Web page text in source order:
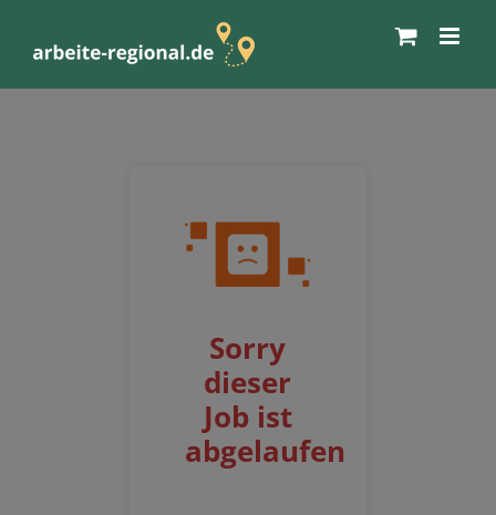
Inhalt
Sorry
dieser
Job ist
abgelaufen